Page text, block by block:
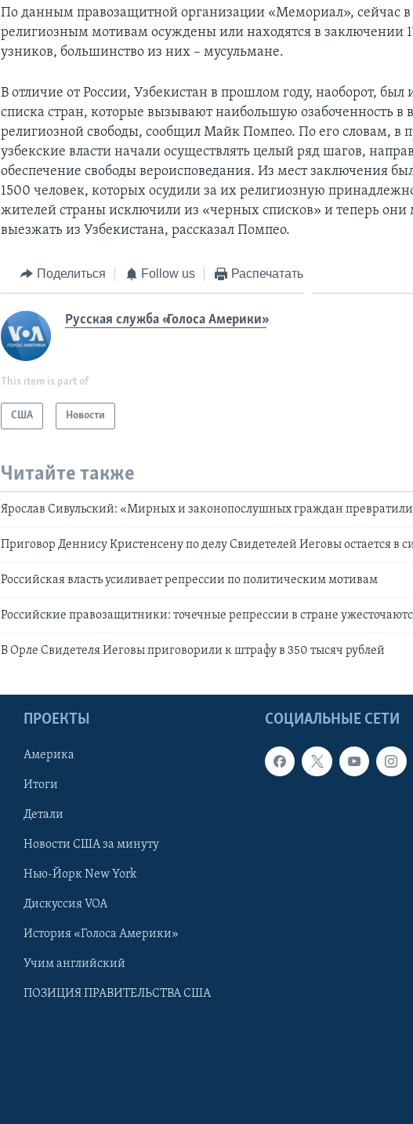
По данным правозащитной организации «Мемориал», сейчас в
религиозным мотивам осуждены или находятся в заключении
узников, большинство из них – мусульмане.
В отличие от России, Узбекистан в прошлом году, наоборот, был
списка стран, которые вызывают наибольшую озабоченность в
религиозной свободы, сообщил Майк Помпео. По его словам, в
узбекские власти начали осуществлять целый ряд шагов,
обеспечение свободы вероисповедания. Из мест заключения
1500 человек, которых осудили за их религиозную
жителей страны исключили из «черных списков» и теперь они
выезжать из Узбекистана, рассказал Помпео.
Поделиться Follow us Распечатать
Русская служба «Голоса Америки»
This item is part of
США Новости
Читайте также
Ярослав Сивульский: «Мирных и законопослушных граждан превратили
Приговор Деннису Кристенсену по делу Свидетелей Иеговы остается в
Российская власть усиливает репрессии по политическим мотивам
Российские правозащитники: точечные репрессии в стране
В Орле Свидетеля Иеговы приговорили к штрафу в 350 тысяч рублей
СОЦИАЛЬНЫЕ СЕТИ
ПРОЕКТЫ
Америка
Итоги
Детали
Новости США за минуту
Нью-Йорк New York
Дискуссия VOA
История «Голоса Америки»
Учим английский
ПОЗИЦИЯ ПРАВИТЕЛЬСТВА США